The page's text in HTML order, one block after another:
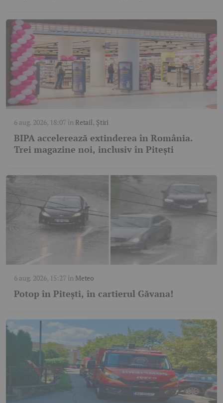
6 aug. 2026, 18:07în Retail, Știri
BIPA accelerează extinderea în România.
Trei magazine noi, inclusiv în Pitești
6 aug. 2026, 15:27în Meteo
Potop în Pitești, în cartierul Găvana!